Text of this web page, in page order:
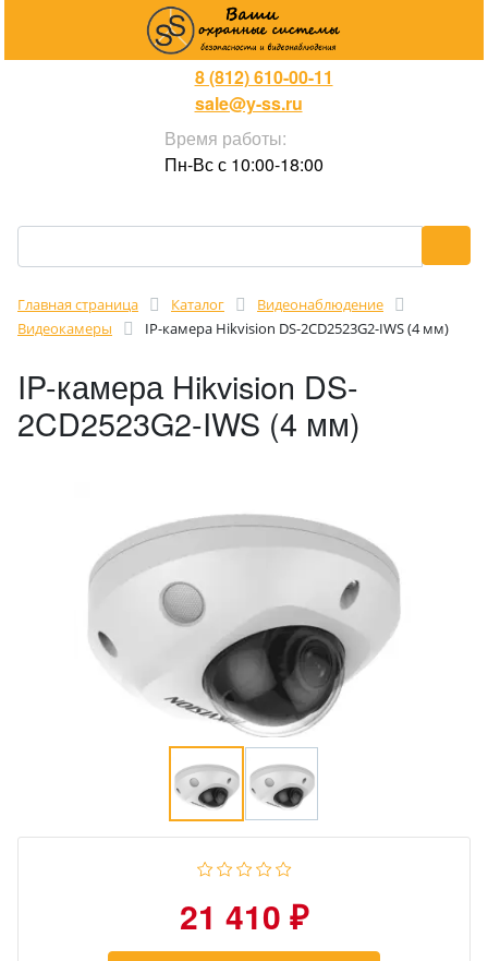
8 (812) 610-00-11
sale@y-ss.ru
Время работы:
Пн-Вс с 10:00-18:00
Главная страница Каталог
Видеонаблюдение
Видеокамеры
IP-камера Hikvision DS-2CD2523G2-IWS (4 мм)
IP-камера Hikvision DS-
2CD2523G2-IWS (4 мм)
21 410 ₽